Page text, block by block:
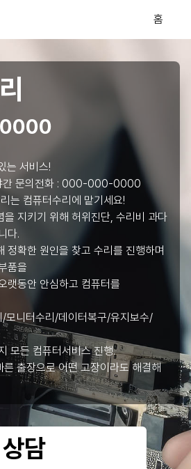
홈
는 서비스!
문의전화 : 000-000-0000
는 컴퓨터수리에 맡기세요!
을 지키기 위해 허위진단, 수리비 과다
다.
정확한 원인을 찾고 수리를 진행하며
품을
랫동안 안심하고 컴퓨터를
모니터수리/데이터복구/유지보수/
모든 컴퓨터서비스 진행.
출장으로 어떤 고장이라도 해결해
담